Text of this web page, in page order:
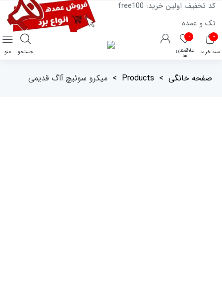
کد تخفیف اولین خرید: free100
تک و عمده
۰
سبد خرید
۰
علاقمندی
ها
منو جستجو
صفحه خانگی >
Products
> میکرو سوئیچ آاگ قدیمی